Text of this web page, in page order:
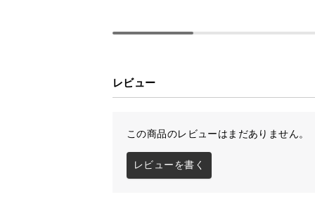
デンマーク生ま
デンマークの人気インテリアメー
デザインをお届けします。
レビュー
この商品のレビューはまだありません。
レビューを書く